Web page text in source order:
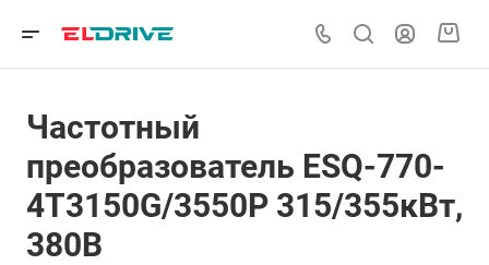
Частотный
преобразователь ESQ-770-
4T3150G/3550P 315/355кВт,
380В